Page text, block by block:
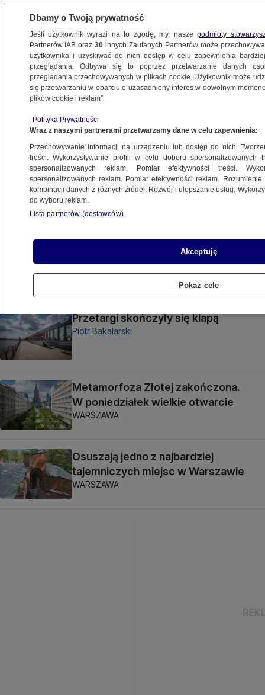
INWESTYCJE W WARSZAWIE
Absurd w nowym parku. Najpierw
zablokowali huśtawki, potem je
zdemontowali
Klaudia Kamieniarz
Warszawskie latarnie będą potrafiły
więcej
Po przebudowie Złotej więcej
"kopert" dla dostawców
WARSZAWA
Przetargi skończyły się klapą
Piotr Bakalarski
Metamorfoza Złotej zakończona.
W poniedziałek wielkie otwarcie
WARSZAWA
Osuszają jedno z najbardziej
tajemniczych miejsc w Warszawie
WARSZAWA
Dbamy o Twoją prywatność
Jeśli użytkownik wyrazi na to zgodę, my, naszepodmioty
Partnerów IAB oraz30 innych Zaufanych Partnerów może
użytkownika i uzyskiwać do nich dostęp w celu zapewnienia
przeglądania. Odbywa się to poprzez przetwarzanie danych
przeglądania przechowywanych w plikach cookie. Użytkownik może
się przetwarzaniu w oparciu o uzasadniony interes w dowolnym
plików cookie i reklam”.
Polityka Prywatności
Wraz z naszymi partnerami przetwarzamy dane w celu zapewnienia:
Przechowywanie informacji na urządzeniu lub dostęp do nich.
treści. Wykorzystywanie profili w celu doboru spersonalizowanych
spersonalizowanych reklam. Pomiar efektywności treści.
spersonalizowanych reklam. Pomiar efektywności reklam.
kombinacji danych z różnych źródeł. Rozwój i ulepszanie usług.
do wyboru reklam.
Lista partnerów (dostawców)
Akceptuję
Pokaż cele